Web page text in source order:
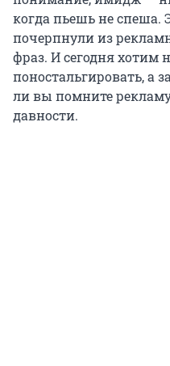
когда пьешь не спеша.
почерпнули из
фраз. И сегодня хотим
поностальгировать, а
ли вы помните
давности.